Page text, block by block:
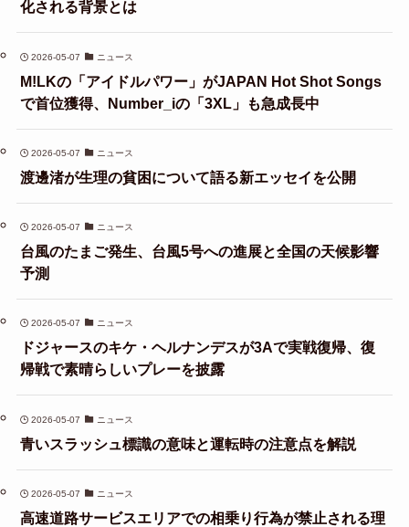
化される背景とは
2026-05-07 ニュース
M!LKの「アイドルパワー」がJAPAN Hot Shot Songs
で首位獲得、Number_iの「3XL」も急成長中
2026-05-07 ニュース
渡邊渚が生理の貧困について語る新エッセイを公開
2026-05-07 ニュース
台風のたまご発生、台風5号への進展と全国の天候影響
予測
2026-05-07 ニュース
ドジャースのキケ・ヘルナンデスが3Aで実戦復帰、復
帰戦で素晴らしいプレーを披露
2026-05-07 ニュース
青いスラッシュ標識の意味と運転時の注意点を解説
2026-05-07 ニュース
高速道路サービスエリアでの相乗り行為が禁止される理